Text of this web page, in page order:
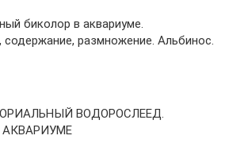
биколор в аквариуме.
размножение. Альбинос.
ВОДОРОСЛЕЕД.